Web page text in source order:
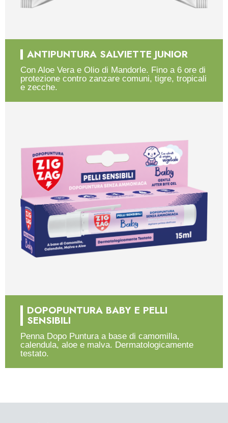
ANTIPUNTURA SALVIETTE JUNIOR
Con Aloe Vera e Olio di Mandorle. Fino a 6 ore di
protezione contro zanzare comuni, tigre, tropicali
e zecche.
DOPOPUNTURA BABY E PELLI
SENSIBILI
Penna Dopo Puntura a base di camomilla,
calendula, aloe e malva. Dermatologicamente
testato.